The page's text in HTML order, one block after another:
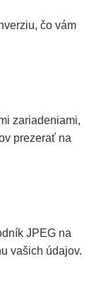
čo vám
zariadeniami,
prezerať na
JPEG na
vašich údajov.